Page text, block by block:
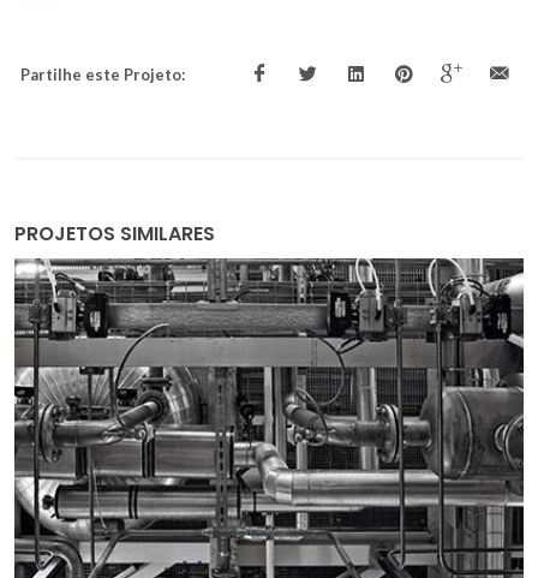
Partilhe este Projeto:
PROJETOS SIMILARES